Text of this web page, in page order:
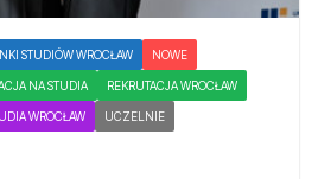
STUDIÓW WROCŁAW NOWE
NA STUDIA REKRUTACJA WROCŁAW
WROCŁAW UCZELNIE